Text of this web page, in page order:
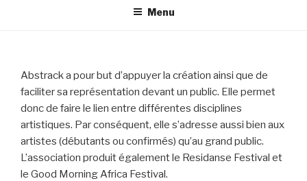
Menu
Abstrack a pour but d’appuyer la création ainsi que de
faciliter sa représentation devant un public. Elle permet
donc de faire le lien entre différentes disciplines
artistiques. Par conséquent, elle s’adresse aussi bien aux
artistes (débutants ou confirmés) qu’au grand public.
L’association produit également le Residanse Festival et
le Good Morning Africa Festival.